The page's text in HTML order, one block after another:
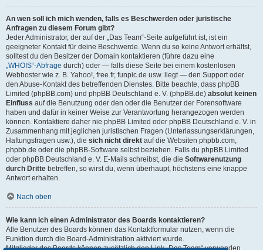
An wen soll ich mich wenden, falls es Beschwerden oder juristische
Anfragen zu diesem Forum gibt?
Jeder Administrator, der auf der „Das Team“-Seite aufgeführt ist, ist ein
geeigneter Kontakt für deine Beschwerde. Wenn du so keine Antwort erhältst,
solltest du den Besitzer der Domain kontaktieren (führe dazu eine
„WHOIS“-Abfrage durch) oder — falls diese Seite bei einem kostenlosen
Webhoster wie z. B. Yahoo!, free.fr, funpic.de usw. liegt — den Support oder
den Abuse-Kontakt des betreffenden Dienstes. Bitte beachte, dass phpBB
Limited (phpBB.com) und phpBB Deutschland e. V. (phpBB.de) absolut keinen
Einfluss auf die Benutzung oder den oder die Benutzer der Forensoftware
haben und dafür in keiner Weise zur Verantwortung herangezogen werden
können. Kontaktiere daher nie phpBB Limited oder phpBB Deutschland e. V. in
Zusammenhang mit jeglichen juristischen Fragen (Unterlassungserklärungen,
Haftungsfragen usw.), die sich nicht direkt auf die Websiten phpbb.com,
phpbb.de oder die phpBB-Software selbst beziehen. Falls du phpBB Limited
oder phpBB Deutschland e. V. E-Mails schreibst, die die Softwarenutzung
durch Dritte betreffen, so wirst du, wenn überhaupt, höchstens eine knappe
Antwort erhalten.
Nach oben
Wie kann ich einen Administrator des Boards kontaktieren?
Alle Benutzer des Boards können das Kontaktformular nutzen, wenn die
Funktion durch die Board-Administration aktiviert wurde.
Mitglieder des Boards können zusätzlich den Link „Das Team“ verwenden.